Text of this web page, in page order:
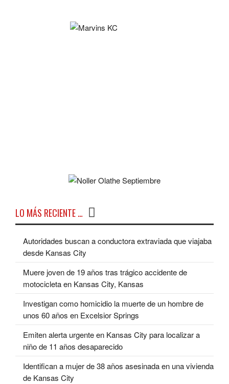
LO MÁS RECIENTE …
Autoridades buscan a conductora extraviada que viajaba
desde Kansas City
Muere joven de 19 años tras trágico accidente de
motocicleta en Kansas City, Kansas
Investigan como homicidio la muerte de un hombre de
unos 60 años en Excelsior Springs
Emiten alerta urgente en Kansas City para localizar a
niño de 11 años desaparecido
Identifican a mujer de 38 años asesinada en una vivienda
de Kansas City